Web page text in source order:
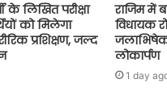
के लिखित परीक्षा
को मिलेगा
प्रशिक्षण, जल्द
राजिम में
विधायक
लोकार्पण
1 day